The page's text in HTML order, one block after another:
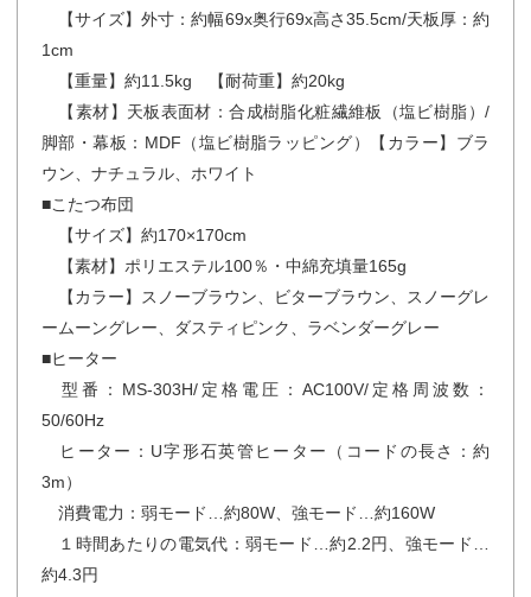
【サイズ】外寸：約幅69x奥行69x高さ35.5cm/天板厚：約
1cm
【重量】約11.5kg 【耐荷重】約20kg
【素材】天板表面材：合成樹脂化粧繊維板（塩ビ樹脂）/
脚部・幕板：MDF（塩ビ樹脂ラッピング）【カラー】ブラ
ウン、ナチュラル、ホワイト
■こたつ布団
【サイズ】約170×170cm
【素材】ポリエステル100％・中綿充填量165g
【カラー】スノーブラウン、ビターブラウン、スノーグレ
ームーングレー、ダスティピンク、ラベンダーグレー
■ヒーター
型番：MS-303H/定格電圧：AC100V/定格周波数：
50/60Hz
ヒーター：U字形石英管ヒーター（コードの長さ：約
3m）
消費電力：弱モード…約80W、強モード…約160W
１時間あたりの電気代：弱モード…約2.2円、強モード…
約4.3円